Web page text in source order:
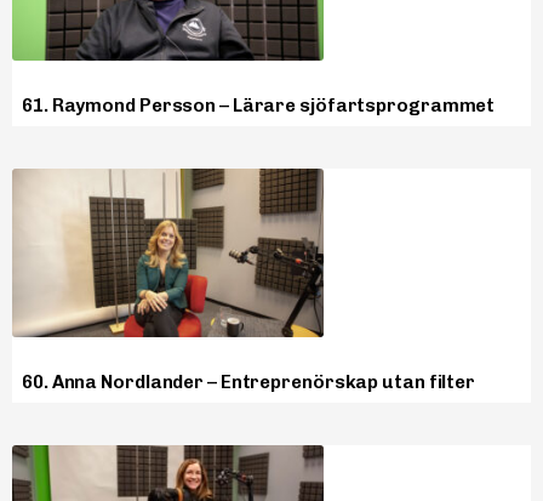
61. Raymond Persson – Lärare sjöfartsprogrammet
60. Anna Nordlander – Entreprenörskap utan filter